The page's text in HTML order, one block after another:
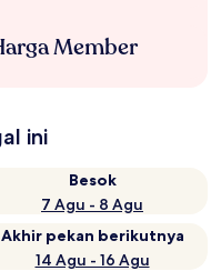
Member
ini
Besok
7 Agu - 8 Agu
Akhir pekan berikutnya
14 Agu - 16 Agu